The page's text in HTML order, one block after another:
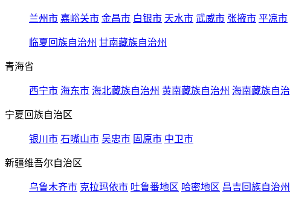
兰州市 嘉峪关市 金昌市 白银市 天水市 武威市 张掖市 平凉市
临夏回族自治州 甘南藏族自治州
青海省
西宁市 海东市 海北藏族自治州 黄南藏族自治州 海南藏族自
宁夏回族自治区
银川市 石嘴山市 吴忠市 固原市 中卫市
新疆维吾尔自治区
乌鲁木齐市 克拉玛依市 吐鲁番地区 哈密地区 昌吉回族自治州